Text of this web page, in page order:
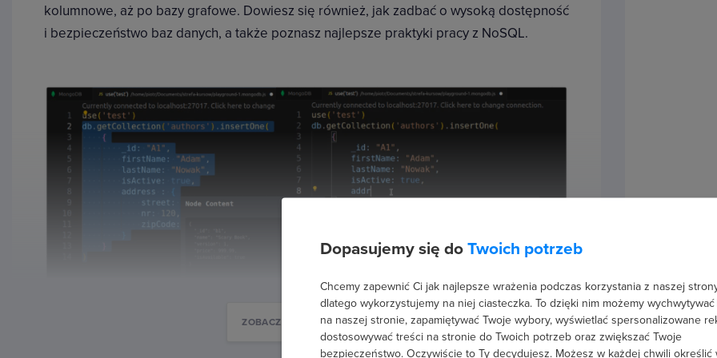
kolumnowe, aż po bazy grafowe. Dowiesz się również, jak zadbać o wysoką dostępność
i bezpieczeństwo baz danych, a także poznasz najlepsze praktyki pracy z NoSQL.
ZOBACZ WIĘCEJ
Dopasujemy się do Twoich potrzeb
Chcemy zapewnić Ci jak najlepsze wrażenia podczas korzystania z naszej
dlatego wykorzystujemy na niej ciasteczka. To dzięki nim możemy wychwytywać
na naszej stronie, zapamiętywać Twoje wybory, wyświetlać spersonalizowane
dostosowywać treści na stronie do Twoich potrzeb oraz zwiększać Twoje
bezpieczeństwo. Oczywiście to Ty decydujesz. Możesz w każdej chwili określić